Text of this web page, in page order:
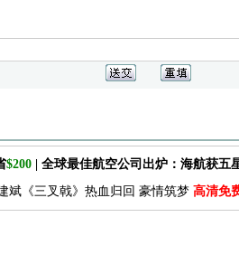
$200 | 全球最佳航空公司出炉：海航获五
斌《三叉戟》热血归回 豪情筑梦 高清免